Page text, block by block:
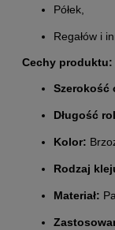
Półek,
Regałów i
Cechy produktu:
Szerokość
Długość
Kolor:
Rodzaj
Materiał: